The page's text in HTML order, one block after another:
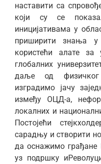
наставити са
који су се
иницијативама у
приширити знања у
користећи алате за
глобалних
даље од
изградимо јачу
између ОЦД-а,
локалних и
Постојећи
сарадњу и створити
да оснажимо
уз подршку